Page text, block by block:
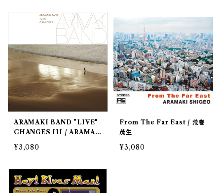
ARAMAKI BAND "LIVE"
CHANGES III / ARAMAK
¥3,080
From The Far East / 荒巻
茂生
¥3,080